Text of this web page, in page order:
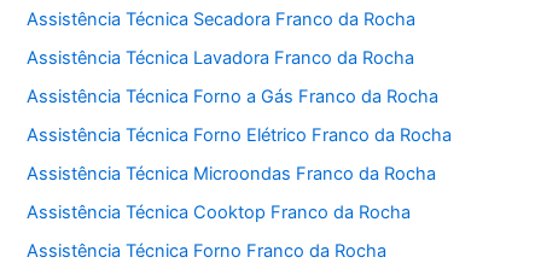
Assistência Técnica Secadora Franco da Rocha
Assistência Técnica Lavadora Franco da Rocha
Assistência Técnica Forno a Gás Franco da Rocha
Assistência Técnica Forno Elétrico Franco da Rocha
Assistência Técnica Microondas Franco da Rocha
Assistência Técnica Cooktop Franco da Rocha
Assistência Técnica Forno Franco da Rocha